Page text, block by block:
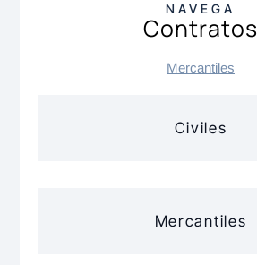
NAVEGA
Contratos
Mercantiles
Civiles
Mercantiles